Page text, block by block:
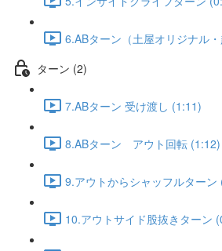
6.ABターン（土屋オリジナル
ターン (2)
7.ABターン 受け渡し (1:11)
8.ABターン アウト回転 (1:12)
9.アウトからシャッフルターン
10.アウトサイド股抜きターン